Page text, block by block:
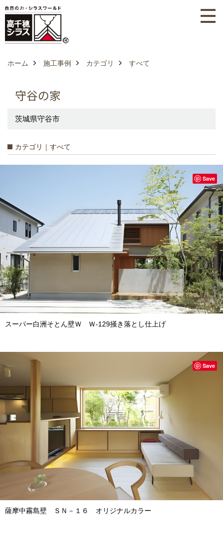
ホーム 施工事例 カテゴリ すべて
守谷の家
茨城県守谷市
カテゴリ｜すべて
スーパー白洲そとん壁Ｗ Ｗ-129掻き落とし仕上げ
Save
薩摩中霧島壁 ＳＮ－１６ オリジナルカラー
Save